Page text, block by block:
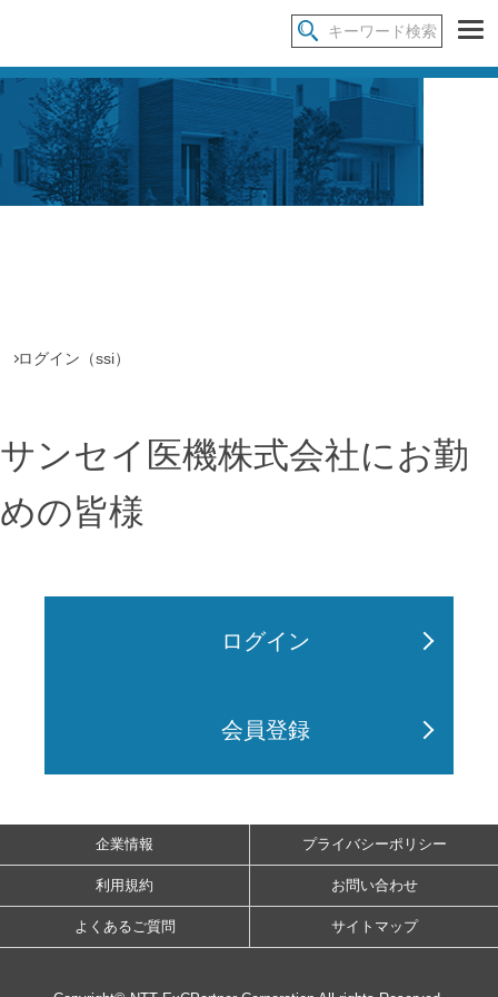
ログイン（ssi）
サンセイ医機株式会社にお勤
めの皆様
ログイン
会員登録
企業情報 プライバシーポリシー
利用規約 お問い合わせ
よくあるご質問 サイトマップ